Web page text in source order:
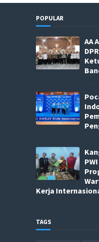
POPULAR
AA
Kerja
TAGS